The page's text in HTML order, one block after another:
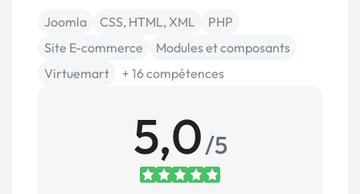
Joomla CSS, HTML, XML
PHP
Site E-commerce
Modules et composants
Virtuemart
+ 16 compétences
5,0/5